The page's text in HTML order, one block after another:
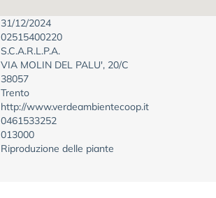
31/12/2024
02515400220
S.C.A.R.L.P.A.
VIA MOLIN DEL PALU', 20/C
38057
Trento
http://www.verdeambientecoop.it
0461533252
013000
Riproduzione delle piante